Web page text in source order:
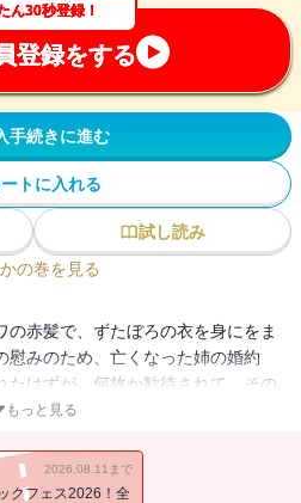
ん30秒登録！
登録をする
手続きに進む
トに入れる
試し読み
の巻を見る
の赤髪で、ずたぼろの衣を身にをま
慰みのため、亡くなった姉の婚約
たはずが、何故か歓待されて、その
・・・。個性的で楽しいグラナド城
もとに実家から不穏な内容の手紙が
令嬢だったことには、実家に秘密が
もっと見る
2026.08.11まで
クフェス2026！全